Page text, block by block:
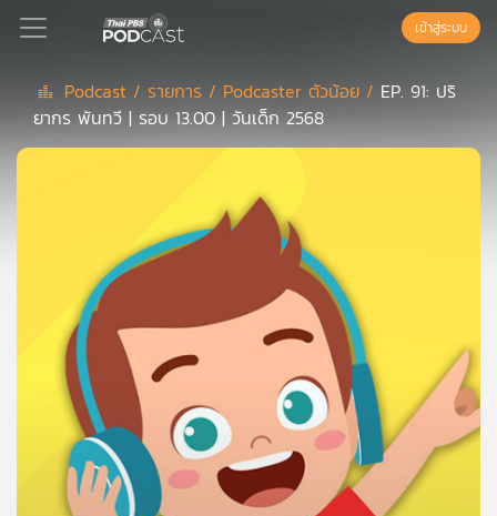
Podcast
เข้าสู่ระบบ
Podcast / รายการ / Podcaster ตัวน้อย / EP. 91: ปริ
ยากร พันทวี | รอบ 13.00 | วันเด็ก 2568